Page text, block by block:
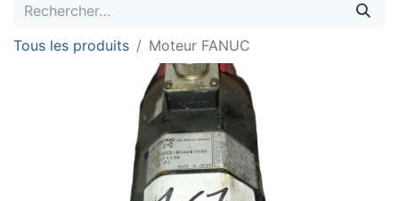
Tous les produits Moteur FANUC